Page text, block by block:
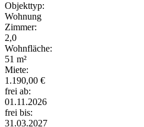
Objekttyp:
Wohnung
Zimmer:
2,0
Wohnfläche:
51 m²
Miete:
1.190,00 €
frei ab:
01.11.2026
frei bis:
31.03.2027